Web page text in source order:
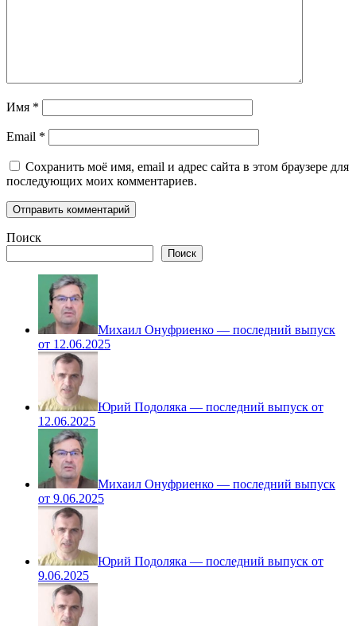
Имя *
Email *
Сохранить моё имя, email и адрес сайта в этом браузере для
последующих моих комментариев.
Поиск
Поиск
Михаил Онуфриенко — последний выпуск
от 12.06.2025
Юрий Подоляка — последний выпуск от
12.06.2025
Михаил Онуфриенко — последний выпуск
от 9.06.2025
Юрий Подоляка — последний выпуск от
9.06.2025